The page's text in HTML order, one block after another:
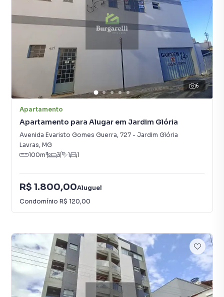
6
Apartamento
Apartamento para Alugar em Jardim Glória
Avenida Evaristo Gomes Guerra, 727 - Jardim Glória
Lavras, MG
100m² 3 1 1
R$ 1.800,00Aluguel
Condomínio R$ 120,00